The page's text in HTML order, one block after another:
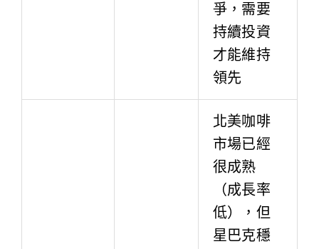
爭，需要
持續投資
才能維持
領先
北美咖啡
市場已經
很成熟
（成長率
低），但
星巴克穩